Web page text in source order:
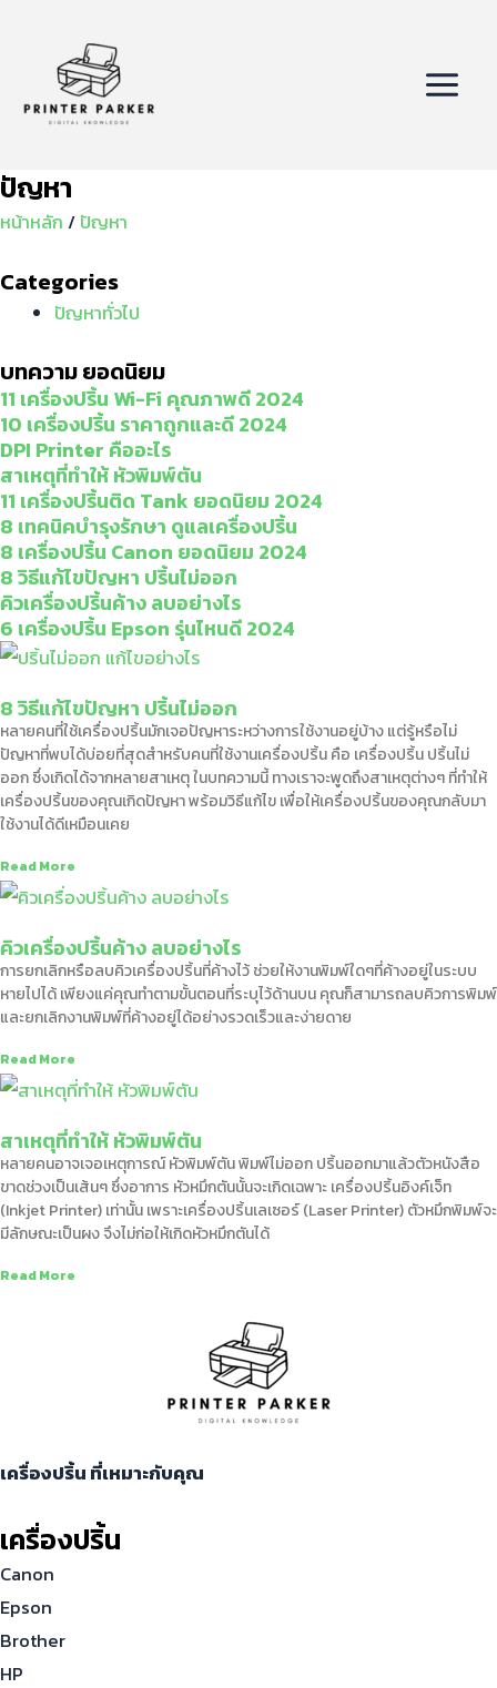
content
Menu
ปัญหา
หน้าหลัก / ปัญหา
Categories
ปัญหาทั่วไป
บทความ ยอดนิยม
11 เครื่องปริ้น Wi-Fi คุณภาพดี 2024
10 เครื่องปริ้น ราคาถูกและดี 2024
DPI Printer คืออะไร
สาเหตุที่ทำให้ หัวพิมพ์ตัน
11 เครื่องปริ้นติด Tank ยอดนิยม 2024
8 เทคนิคบำรุงรักษา ดูแลเครื่องปริ้น
8 เครื่องปริ้น Canon ยอดนิยม 2024
8 วิธีแก้ไขปัญหา ปริ้นไม่ออก
คิวเครื่องปริ้นค้าง ลบอย่างไร
6 เครื่องปริ้น Epson รุ่นไหนดี 2024
8 วิธีแก้ไขปัญหา ปริ้นไม่ออก
หลายคนที่ใช้เครื่องปริ้นมักเจอปัญหาระหว่างการใช้งานอยู่บ้าง แต่รู้หรือไม่
ปัญหาที่พบได้บ่อยที่สุดสำหรับคนที่ใช้งานเครื่องปริ้น คือ เครื่องปริ้น ปริ้นไม่
ออก ซึ่งเกิดได้จากหลายสาเหตุ ในบทความนี้ ทางเราจะพูดถึงสาเหตุต่างๆ ที่ทำให้
เครื่องปริ้นของคุณเกิดปัญหา พร้อมวิธีแก้ไข เพื่อให้เครื่องปริ้นของคุณกลับมา
ใช้งานได้ดีเหมือนเคย
Read More
คิวเครื่องปริ้นค้าง ลบอย่างไร
การยกเลิกหรือลบคิวเครื่องปริ้นที่ค้างไว้ ช่วยให้งานพิมพ์ใดๆที่ค้างอยู่ในระบบ
หายไปได้ เพียงแค่คุณทำตามขั้นตอนที่ระบุไว้ด้านบน คุณก็สามารถลบคิวการพิมพ์
และยกเลิกงานพิมพ์ที่ค้างอยู่ได้อย่างรวดเร็วและง่ายดาย
Read More
สาเหตุที่ทำให้ หัวพิมพ์ตัน
หลายคนอาจเจอเหตุการณ์ หัวพิมพ์ตัน พิมพ์ไม่ออก ปริ้นออกมาแล้วตัวหนังสือ
ขาดช่วงเป็นเส้นๆ ซึ่งอาการ หัวหมึกตันนั้นจะเกิดเฉพาะ เครื่องปริ้นอิงค์เจ็ท
(Inkjet Printer) เท่านั้น เพราะเครื่องปริ้นเลเซอร์ (Laser Printer) ตัวหมึกพิมพ์จะ
มีลักษณะเป็นผง จึงไม่ก่อให้เกิดหัวหมึกตันได้
Read More
เครื่องปริ้น ที่เหมาะกับคุณ
เครื่องปริ้น
Canon
Epson
Brother
HP